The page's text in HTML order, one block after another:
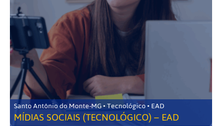
Santo Antônio do Monte-MG • Tecnológico • EAD
MÍDIAS SOCIAIS (TECNOLÓGICO) – EAD